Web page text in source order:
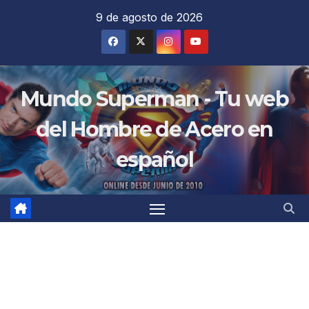
9 de agosto de 2026
Mundo Superman - Tu web
del Hombre de Acero en
español